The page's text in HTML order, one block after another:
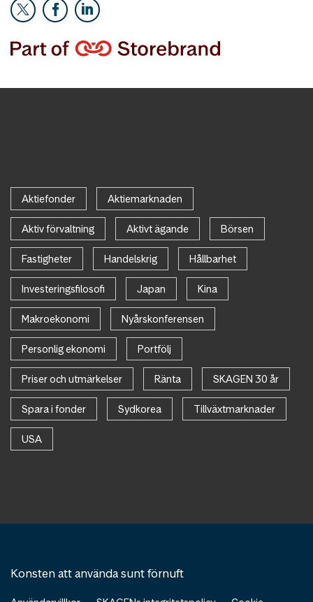
Aktiefonder Aktiemarknaden
Aktiv förvaltning Aktivt ägande Börsen
Fastigheter Handelskrig Hållbarhet
Investeringsfilosofi Japan Kina
Makroekonomi Nyårskonferensen
Personlig ekonomi Portfölj
Priser och utmärkelser Ränta SKAGEN 30 år
Spara i fonder Sydkorea Tillväxtmarknader
USA
Konsten att använda sunt förnuft